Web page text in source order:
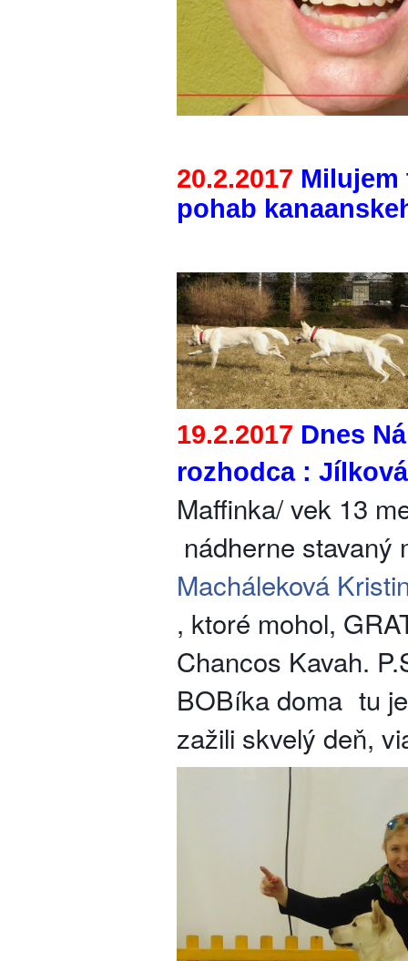
20.2.2017
pohab
19.2.2017 Dnes
rozhodca :
Maffinka/ vek 13
nádherne stavaný
Macháleková
, ktoré mohol,
Chancos Kavah.
BOBíka doma tu
zažili skvelý deň,